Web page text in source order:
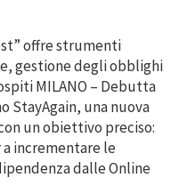
offre strumenti
gestione degli obblighi
MILANO – Debutta
StayAgain, una nuova
un obiettivo preciso:
incrementare le
dalle Online